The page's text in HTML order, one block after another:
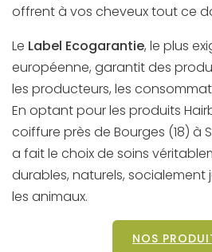
offrent à vos cheveux tout ce
Le Label Ecogarantie, le plus
européenne, garantit des
les producteurs, les
En optant pour les produits
coiffure près de Bourges (18) à
a fait le choix de soins
durables, naturels, socialement
les animaux.
NOS